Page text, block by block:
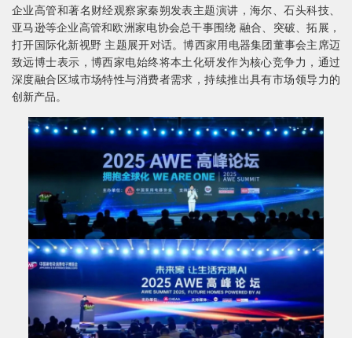
企业高管和著名财经观察家秦朔发表主题演讲，海尔、石头科技、
亚马逊等企业高管和欧洲家电协会总干事围绕 融合、突破、拓展，
打开国际化新视野 主题展开对话。博西家用电器集团董事会主席迈
致远博士表示，博西家电始终将本土化研发作为核心竞争力，通过
深度融合区域市场特性与消费者需求，持续推出具有市场领导力的
创新产品。